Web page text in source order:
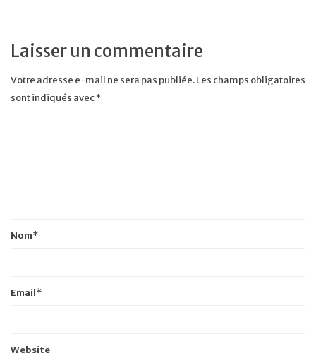
Laisser un commentaire
Votre adresse e-mail ne sera pas publiée.Les champs obligatoires
sont indiqués avec*
Nom*
Email*
Website